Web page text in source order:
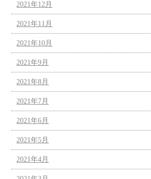
2021年12月
2021年11月
2021年10月
2021年9月
2021年8月
2021年7月
2021年6月
2021年5月
2021年4月